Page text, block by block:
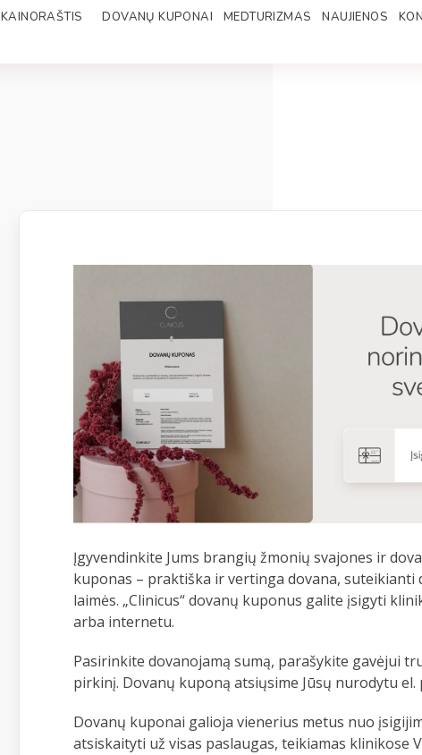
KAINORAŠTIS DOVANŲ KUPONAI MEDTURIZMAS NAUJIENOS
Įgyvendinkite Jums brangių žmonių svajones ir
kuponas – praktiška ir vertinga dovana, suteikianti
laimės. „Clinicus“ dovanų kuponus galite įsigyti
arba internetu.
Pasirinkite dovanojamą sumą, parašykite gavėjui
pirkinį. Dovanų kuponą atsiųsime Jūsų nurodytu el.
Dovanų kuponai galioja vienerius metus nuo
atsiskaityti už visas paslaugas, teikiamas klinikose